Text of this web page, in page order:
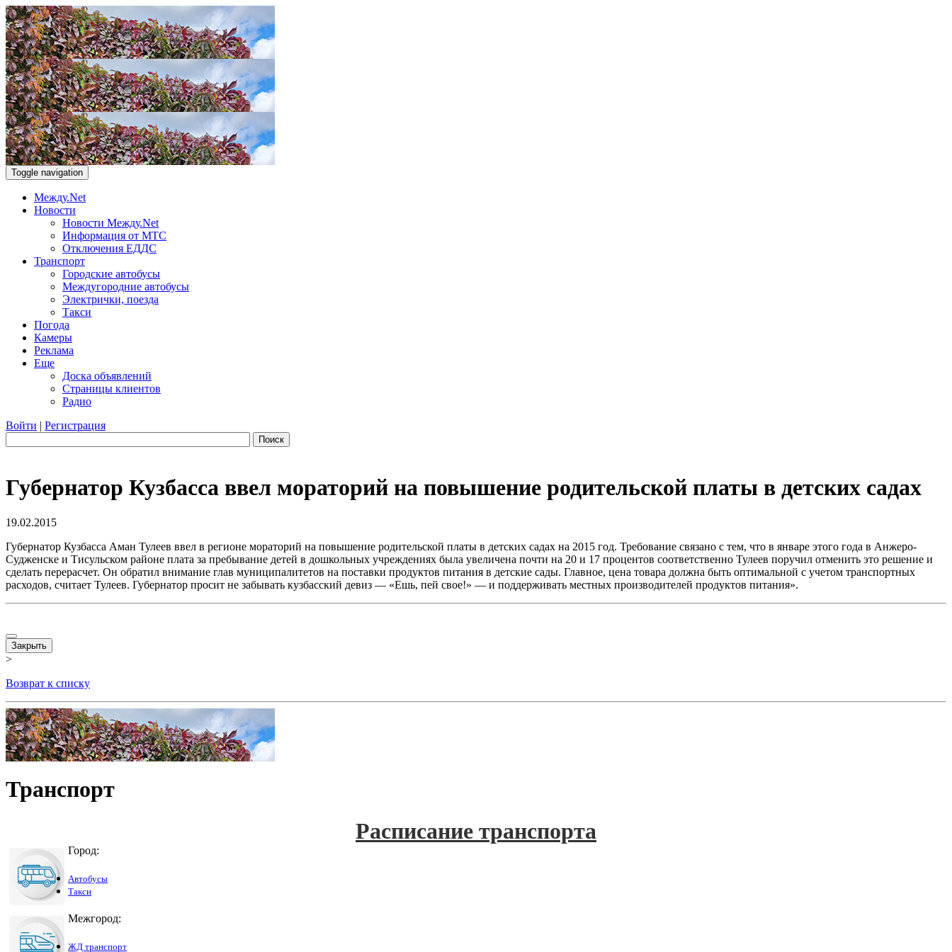
Toggle navigation
Между.Net
Новости
Новости Между.Net
Информация от МТС
Отключения ЕДДС
Транспорт
Городские автобусы
Междугородние автобусы
Электрички, поезда
Такси
Погода
Камеры
Реклама
Еще
Доска объявлений
Страницы клиентов
Радио
Войти | Регистрация
Поиск
Губернатор Кузбасса ввел мораторий на повышение родительской платы в детских садах
19.02.2015
Губернатор Кузбасса Аман Тулеев ввел в регионе мораторий на повышение родительской платы в детских садах на 2015 год. Требование связано с тем, что в январе этого года в Анжеро-
Судженске и Тисульском районе плата за пребывание детей в дошкольных учреждениях была увеличена почти на 20 и 17 процентов соответственно Тулеев поручил отменить это решение и
сделать перерасчет. Он обратил внимание глав муниципалитетов на поставки продуктов питания в детские сады. Главное, цена товара должна быть оптимальной с учетом транспортных
расходов, считает Тулеев. Губернатор просит не забывать кузбасский девиз — «Ешь, пей свое!» — и поддерживать местных производителей продуктов питания».
Закрыть
>
Возврат к списку
Транспорт
Расписание транспорта
Город:
Автобусы
Такси
Межгород:
ЖД транспорт